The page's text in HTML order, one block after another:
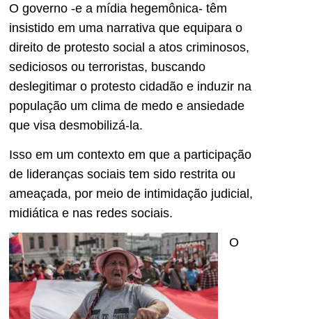
O governo -e a mídia hegemônica- têm
insistido em uma narrativa que equipara o
direito de protesto social a atos criminosos,
sediciosos ou terroristas, buscando
deslegitimar o protesto cidadão e induzir na
população um clima de medo e ansiedade
que visa desmobilizá-la.
Isso em um contexto em que a participação
de lideranças sociais tem sido restrita ou
ameaçada, por meio de intimidação judicial,
midiática e nas redes sociais.
O